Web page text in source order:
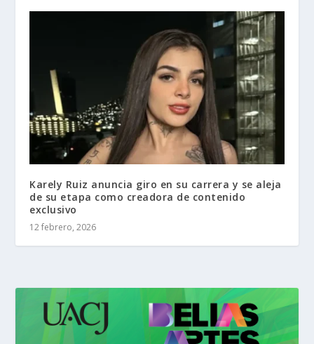
Karely Ruiz anuncia giro en su carrera y se aleja
de su etapa como creadora de contenido
exclusivo
12 febrero, 2026